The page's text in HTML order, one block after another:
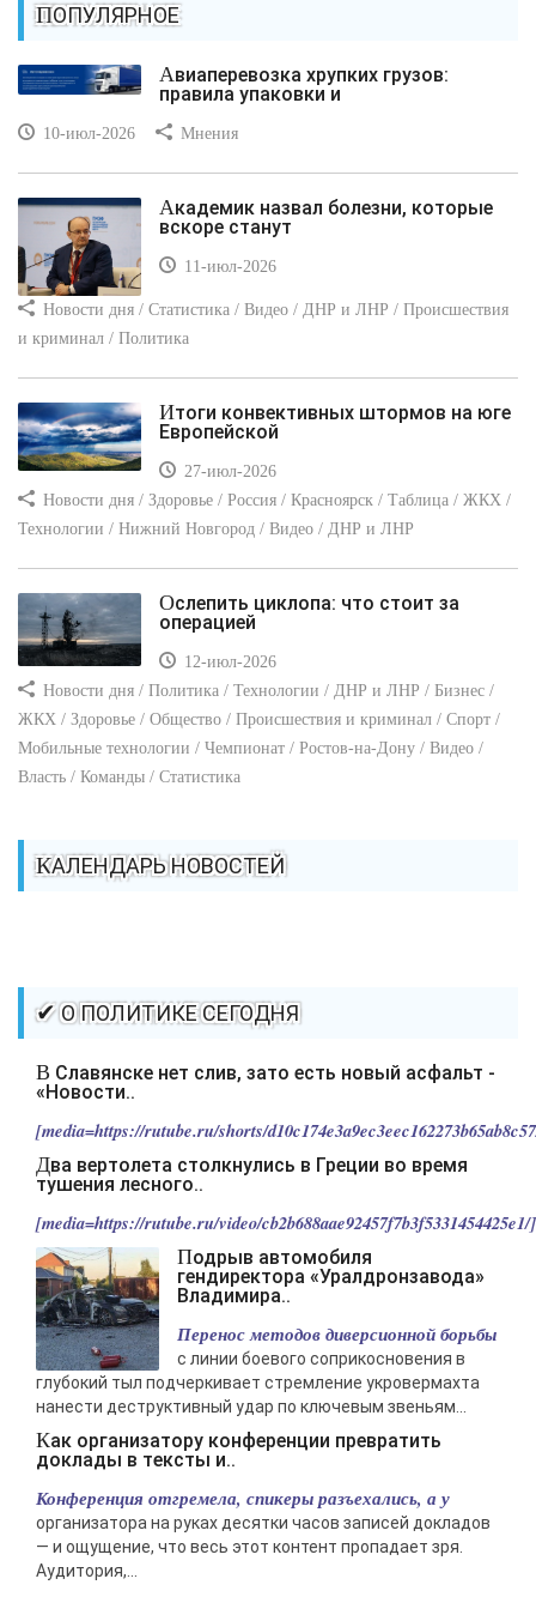
ПОПУЛЯРНОЕ
Авиаперевозка хрупких грузов:
правила упаковки и
10-июл-2026 Мнения
Академик назвал болезни, которые
вскоре станут
11-июл-2026
Новости дня / Статистика / Видео / ДНР и ЛНР / Происшествия
и криминал / Политика
Итоги конвективных штормов на юге
Европейской
27-июл-2026
Новости дня / Здоровье / Россия / Красноярск / Таблица / ЖКХ /
Технологии / Нижний Новгород / Видео / ДНР и ЛНР
Ослепить циклопа: что стоит за
операцией
12-июл-2026
Новости дня / Политика / Технологии / ДНР и ЛНР / Бизнес /
ЖКХ / Здоровье / Общество / Происшествия и криминал / Спорт /
Мобильные технологии / Чемпионат / Ростов-на-Дону / Видео /
Власть / Команды / Статистика
КАЛЕНДАРЬ НОВОСТЕЙ
✔ О ПОЛИТИКЕ СЕГОДНЯ
В Славянске нет слив, зато есть новый асфальт -
«Новости..
[media=https://rutube.ru/shorts/
Два вертолета столкнулись в Греции во время
тушения лесного..
[media=https://rutube.ru/video/
Подрыв автомобиля
гендиректора «Уралдронзавода»
Владимира..
Перенос методов диверсионной борьбы
с линии боевого соприкосновения в
глубокий тыл подчеркивает стремление укровермахта
нанести деструктивный удар по ключевым звеньям...
Как организатору конференции превратить
доклады в тексты и..
Конференция отгремела, спикеры разъехались, а у
организатора на руках десятки часов записей докладов
— и ощущение, что весь этот контент пропадает зря.
Аудитория,...